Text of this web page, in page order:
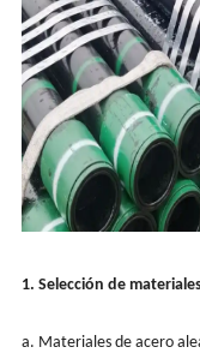
1. Selección de
a. Materiales de acero